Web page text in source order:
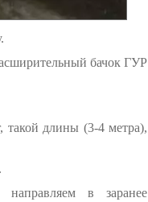
бачок ГУР
длины (3-4 метра),
в заранее